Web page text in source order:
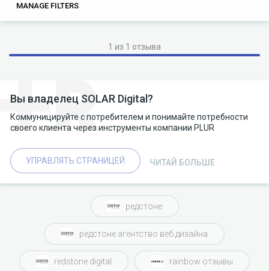
TAGS 0
MANAGE FILTERS
1 из 1 отзыва
Вы владелец SOLAR Digital?
Коммуницируйте с потребителем и понимайте потребности
своего клиента через инструменты компании PLUR
УПРАВЛЯТЬ СТРАНИЦЕЙ ЧИТАЙ БОЛЬШЕ
редстоне
редстоне агентство веб дизайна
redstone digital rainbow отзывы